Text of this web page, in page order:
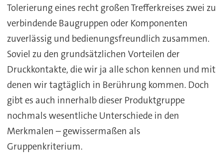
Tolerierung eines recht großen Trefferkreises zwei zu
verbindende Baugruppen oder Komponenten
zuverlässig und bedienungsfreundlich zusammen.
Soviel zu den grundsätzlichen Vorteilen der
Druckkontakte, die wir ja alle schon kennen und mit
denen wir tagtäglich in Berührung kommen. Doch
gibt es auch innerhalb dieser Produktgruppe
nochmals wesentliche Unterschiede in den
Merkmalen – gewissermaßen als
Gruppenkriterium.